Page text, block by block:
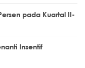
pada Kuartal II-
Insentif